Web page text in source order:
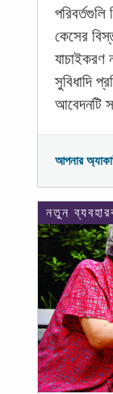
পরিবর্তগুলি
কেসের
যাচাইকরণ
সুবিধাদি
আবেদনটি
আপনার
নতুন